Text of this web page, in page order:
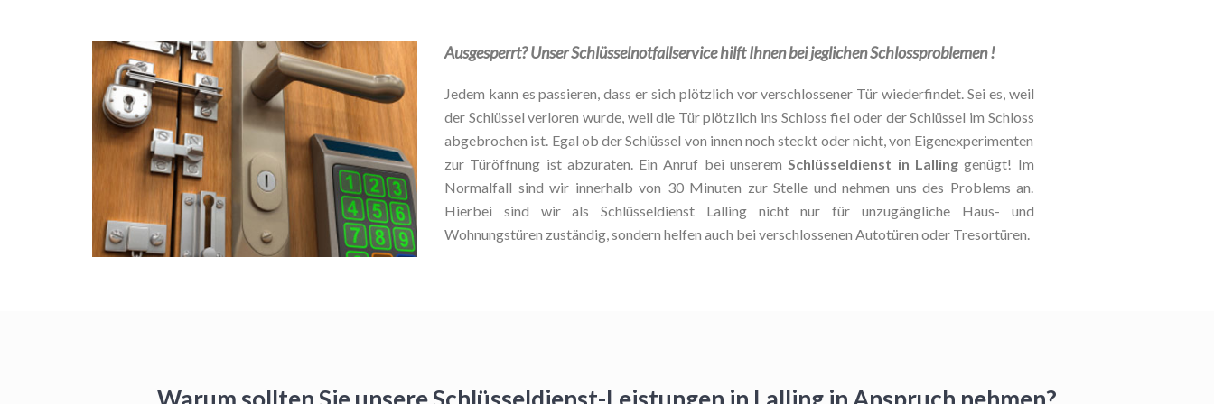
Ausgesperrt? Unser Schlüsselnotfallservice hilft Ihnen bei jeglichen Schlossproblemen !
Jedem kann es passieren, dass er sich plötzlich vor verschlossener Tür wiederfindet. Sei es, weil
der Schlüssel verloren wurde, weil die Tür plötzlich ins Schloss fiel oder der Schlüssel im Schloss
abgebrochen ist. Egal ob der Schlüssel von innen noch steckt oder nicht, von Eigenexperimenten
zur Türöffnung ist abzuraten. Ein Anruf bei unseremSchlüsseldienst in Lallinggenügt! Im
Normalfall sind wir innerhalb von 30 Minuten zur Stelle und nehmen uns des Problems an.
Hierbei sind wir als Schlüsseldienst Lalling nicht nur für unzugängliche Haus- und
Wohnungstüren zuständig, sondern helfen auch bei verschlossenen Autotüren oder Tresortüren.